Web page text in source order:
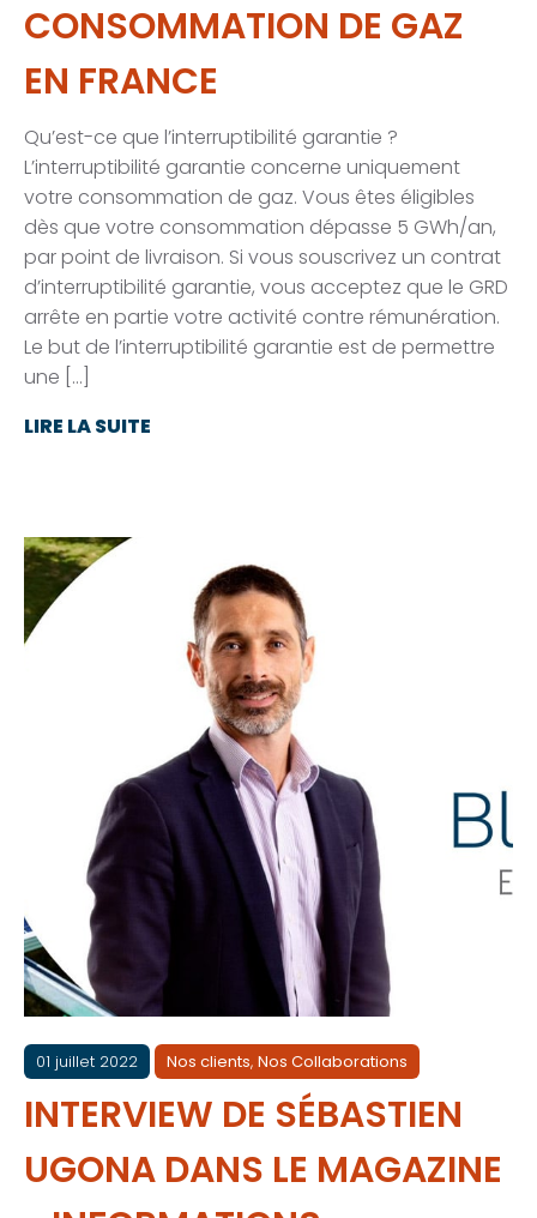
CONSOMMATION DE GAZ
EN FRANCE
Qu’est-ce que l’interruptibilité garantie ?
L’interruptibilité garantie concerne uniquement
votre consommation de gaz. Vous êtes éligibles
dès que votre consommation dépasse 5 GWh/an,
par point de livraison. Si vous souscrivez un contrat
d’interruptibilité garantie, vous acceptez que le GRD
arrête en partie votre activité contre rémunération.
Le but de l’interruptibilité garantie est de permettre
une […]
LIRE LA SUITE
01 juillet 2022 Nos clients, Nos Collaborations
INTERVIEW DE SÉBASTIEN
UGONA DANS LE MAGAZINE